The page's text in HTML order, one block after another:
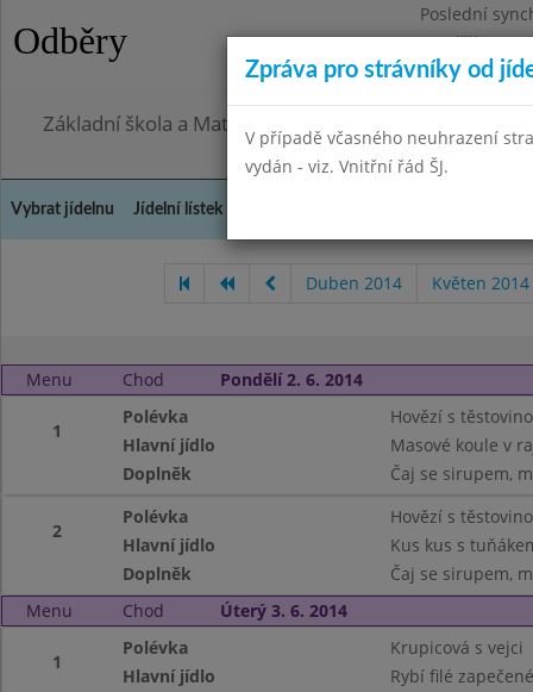
Odběry
Poslední
Pondělí
Omezení
Základní škola a Mateřská škola, Praha 4, Ohradní 49
Vybrat jídelnu Jídelní lístek
Duben 2014 Květen 2014
Menu Chod Pondělí 2. 6. 2014
1
Polévka
Hovězí s
Hlavní jídlo
Masové koule v
Doplněk
Čaj se sirupem,
2
Polévka
Hovězí s
Hlavní jídlo
Kus kus s
Doplněk
Čaj se sirupem,
Menu
Chod Úterý 3. 6. 2014
1
Polévka
Krupicová s vejci
Hlavní jídlo
Rybí filé
Zpráva pro strávníky od
V případě včasného neuhrazení
vydán - viz. Vnitřní řád ŠJ.